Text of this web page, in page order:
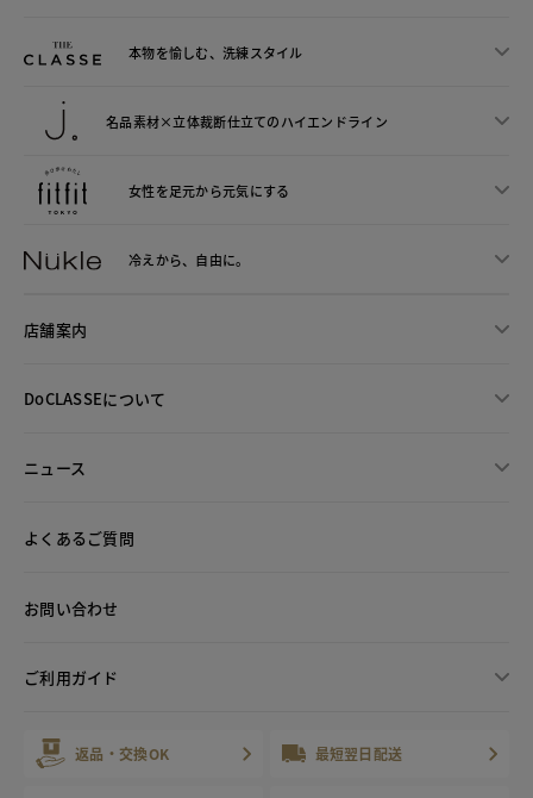
本物を愉しむ、洗練スタイル
名品素材×立体裁断仕立てのハイエンドライン
女性を足元から元気にする
冷えから、 自由に。
店舗案内
DoCLASSEについて
ニュース
よくあるご質問
お問い合わせ
ご利用ガイド
返品・交換OK 最短翌日配送